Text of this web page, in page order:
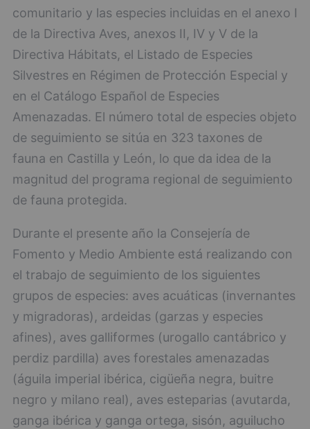
comunitario y las especies incluidas en el anexo I
de la Directiva Aves, anexos II, IV y V de la
Directiva Hábitats, el Listado de Especies
Silvestres en Régimen de Protección Especial y
en el Catálogo Español de Especies
Amenazadas. El número total de especies objeto
de seguimiento se sitúa en 323 taxones de
fauna en Castilla y León, lo que da idea de la
magnitud del programa regional de seguimiento
de fauna protegida.
Durante el presente año la Consejería de
Fomento y Medio Ambiente está realizando con
el trabajo de seguimiento de los siguientes
grupos de especies: aves acuáticas (invernantes
y migradoras), ardeidas (garzas y especies
afines), aves galliformes (urogallo cantábrico y
perdiz pardilla) aves forestales amenazadas
(águila imperial ibérica, cigüeña negra, buitre
negro y milano real), aves esteparias (avutarda,
ganga ibérica y ganga ortega, sisón, aguilucho